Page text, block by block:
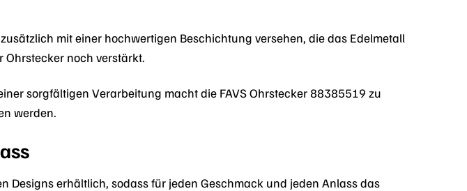
mit einer hochwertigen Beschichtung versehen, die das Edelmetall
Ohrstecker noch verstärkt.
sorgfältigen Verarbeitung macht die FAVS Ohrstecker 88385519 zu
werden.
Designs erhältlich, sodass für jeden Geschmack und jeden Anlass das